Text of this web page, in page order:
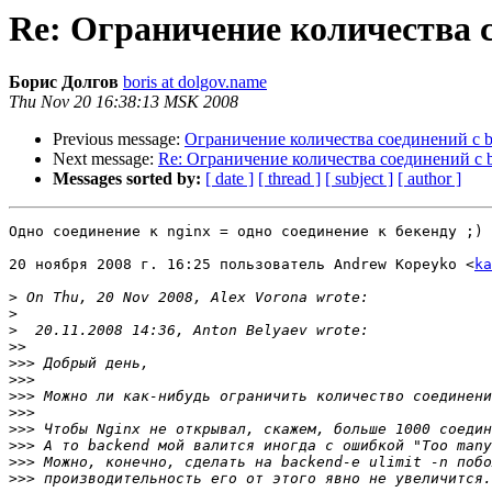
Re: Ограничение количества
Борис Долгов boris at dolgov.name
Thu Nov 20 16:38:13 MSK 2008
Previous message: Ограничение количества соединений с
Next message: Re: Ограничение количества соединений с
Messages sorted by: [ date ] [ thread ] [ subject ] [ author ]
Одно соединение к nginx = одно соединение к бекенду ;)
20 ноября 2008 г. 16:25 пользователь Andrew Kopeyko <
>
>
>
>>
>>>
>>>
>>>
>>>
>>>
>>>
>>>
>>>